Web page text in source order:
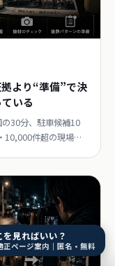
より“準備”で決
いる
30分、駐車候補10
件超の現場で
見ればいい？
正ページ案内｜匿名・無料